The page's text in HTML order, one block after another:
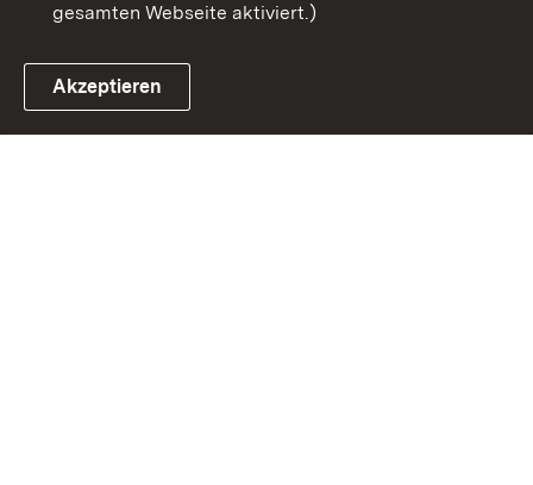
Link zum Landesportal
gesamten Webseite aktiviert.)
Akzeptieren